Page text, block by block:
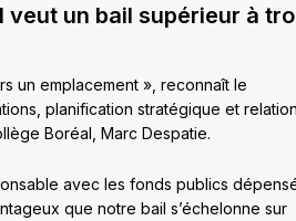
veut un bail supérieur à
un emplacement », reconnaît le
planification stratégique et
Boréal, Marc Despatie.
avec les fonds publics
que notre bail s’échelonne sur